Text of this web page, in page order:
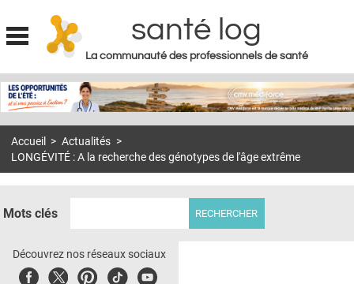
Jump to navigation
santé log
La communauté des professionnels de santé
MON COMPTE
S'ABONNER À LA REVUE SOIN À DOMICILE
DOSSIERS
E-REVUE SAD
Accueil > Actualités >
LONGÉVITÉ : A la recherche des génotypes de l'âge extrême
Mots clés
Découvrez nos réseaux sociaux
FacebookTwitterPinterest
TiktokYoubute